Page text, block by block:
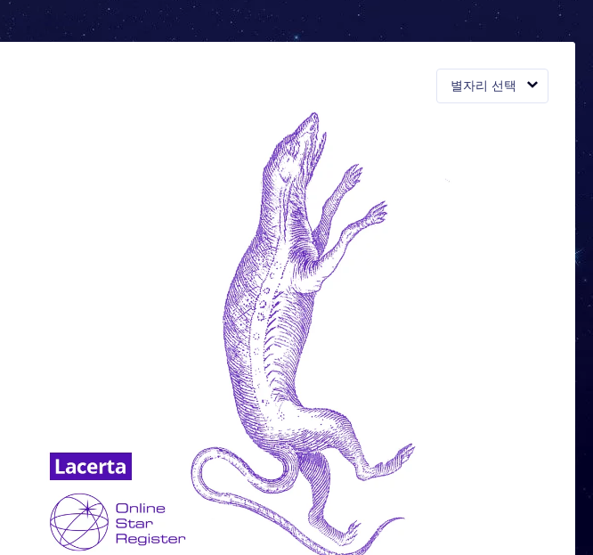
별자리 선택